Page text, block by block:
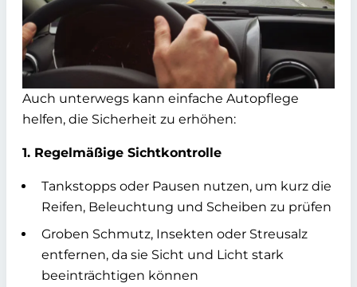
Auch unterwegs kann einfache Autopflege
helfen, die Sicherheit zu erhöhen:
1. Regelmäßige Sichtkontrolle
Tankstopps oder Pausen nutzen, um kurz die
Reifen, Beleuchtung und Scheiben zu prüfen
Groben Schmutz, Insekten oder Streusalz
entfernen, da sie Sicht und Licht stark
beeinträchtigen können